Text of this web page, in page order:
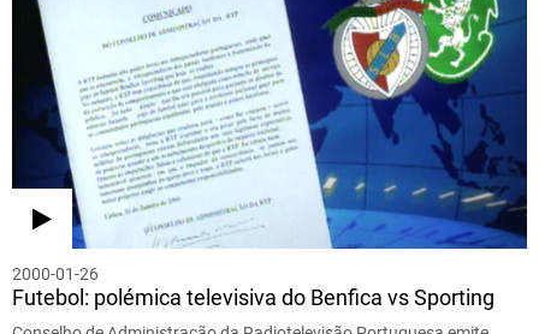
2000-01-26
Futebol: polémica televisiva do Benfica vs Sporting